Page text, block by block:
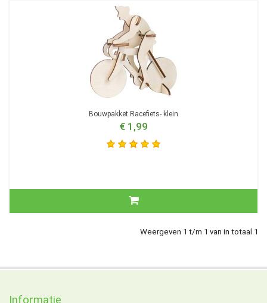
Bouwpakket Racefiets- klein
€ 1,99
Weergeven 1 t/m 1 van in totaal 1
Informatie